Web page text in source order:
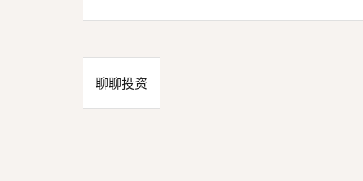
文
聊聊投资